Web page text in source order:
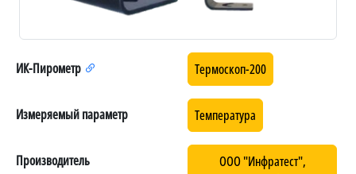
ИК-Пирометр Термоскоп-200
Измеряемый параметр Температура
Производитель
ООО "Инфратест",